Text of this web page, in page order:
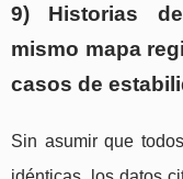
9) Historias
mismo mapa
casos de
Sin asumir que